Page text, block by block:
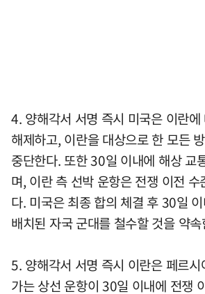
4. 양해각서 서명 즉시 미국은 이란
해제하고, 이란을 대상으로 한 모든
중단한다. 또한 30일 이내에 해상 교
며, 이란 측 선박 운항은 전쟁 이전
다. 미국은 최종 합의 체결 후 30일
배치된 자국 군대를 철수할 것을 약속
5. 양해각서 서명 즉시 이란은 페르
가는 상선 운항이 30일 이내에 전쟁